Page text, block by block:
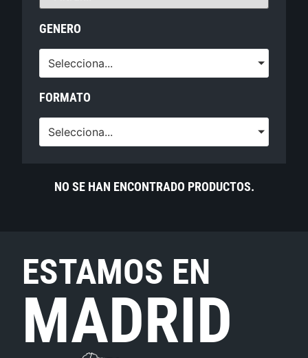
GENERO
Selecciona...
FORMATO
Selecciona...
NO SE HAN ENCONTRADO PRODUCTOS.
ESTAMOS EN
MADRID